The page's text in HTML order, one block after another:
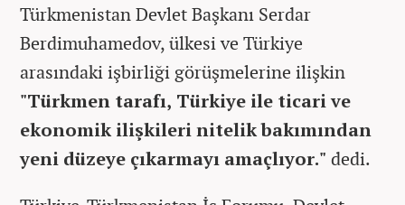
Türkmenistan Devlet Başkanı Serdar
Berdimuhamedov, ülkesi ve Türkiye
arasındaki işbirliği görüşmelerine ilişkin
"Türkmen tarafı, Türkiye ile ticari ve
ekonomik ilişkileri nitelik bakımından
yeni düzeye çıkarmayı amaçlıyor." dedi.